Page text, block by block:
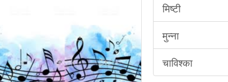
मिष्टी
मुन्ना
चाविश्का